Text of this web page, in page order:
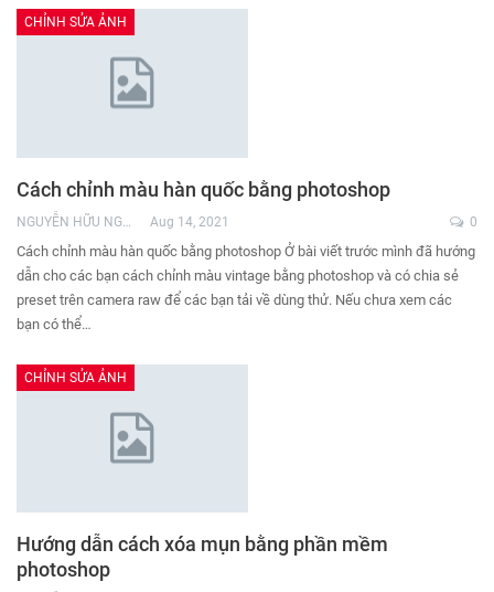
CHỈNH SỬA ẢNH
Cách chỉnh màu hàn quốc bằng photoshop
Aug 14, 2021 0
Cách chỉnh màu hàn quốc bằng photoshop Ở bài viết trước mình đã hướng
dẫn cho các bạn cách chỉnh màu vintage bằng photoshop và có chia sẻ
preset trên camera raw để các bạn tải về dùng thử. Nếu chưa xem các
bạn có thể…
CHỈNH SỬA ẢNH
Hướng dẫn cách xóa mụn bằng phần mềm
photoshop